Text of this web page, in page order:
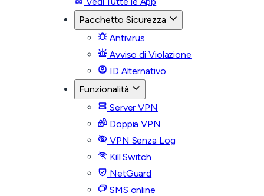
Pacchetto Sicurezza
Antivirus
Avviso di Violazione
ID Alternativo
Funzionalità
Server VPN
Doppia VPN
VPN Senza Log
Kill Switch
NetGuard
SMS online